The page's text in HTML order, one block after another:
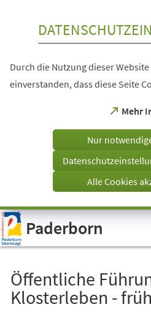
Visuelle
Assistenzsoftware
öffnen.
Durch die Nutzung dieser
einverstanden, dass diese Seite
Mehr
(Öffnet
einem
Tab)
Nur
Alle Cookies
Paderborn
Öffentliche
Klosterleben -